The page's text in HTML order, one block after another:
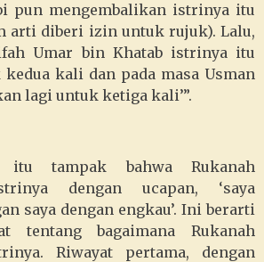
pun mengembalikan istrinya itu
arti diberi izin untuk rujuk). Lalu,
Umar bin Khatab istrinya itu
kali dan pada masa Usman
lagi untuk ketiga kali’”.
itu tampak bahwa Rukanah
dengan ucapan, ‘saya
saya dengan engkau’. Ini berarti
tentang bagaimana Rukanah
Riwayat pertama, dengan